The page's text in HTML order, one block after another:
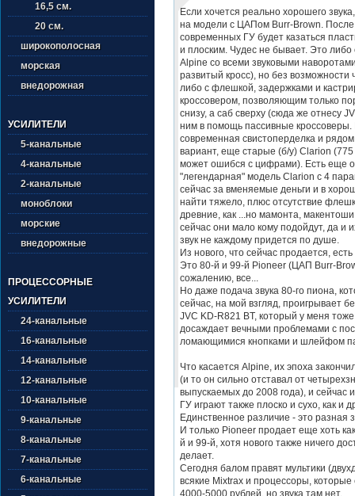
16,5 см.
20 см.
широкополосная
морская
внедорожная
УСИЛИТЕЛИ
5-канальные
4-канальные
2-канальные
моноблоки
морские
внедорожные
ПРОЦЕССОРНЫЕ
УСИЛИТЕЛИ
24-канальные
16-канальные
14-канальные
12-канальные
10-канальные
9-канальные
8-канальные
7-канальные
6-канальные
Если хочется реально хорошего
на модели с ЦАПом Burr-Brown. После
современных ГУ будет казаться
и плоским. Чудес не бывает. Это либо
Alpine со всеми звуковыми
развитый кросс), но без
либо с флешкой, задержками и
кроссовером, позволяющим только
снизу, а саб сверху (сюда же отнесу
ним в помощь пассивные кроссоверы.
современная свистоперделка и рядом
вариант, еще старые (б/у) Clarion
может ошибся с цифрами). Есть еще
"легендарная" модель Clarion с 4
сейчас за вменяемые деньги и в
найти тяжело, плюс отсутствие
древние, как ...но мамонта,
сейчас они мало кому подойдут, да и
звук не каждому придется по душе.
Из нового, что сейчас продается,
Это 80-й и 99-й Pioneer (ЦАП Burr-
сожалению, все...
Но даже подача звука 80-го пиона,
сейчас, на мой взгляд, проигрывает
JVC KD-R821 BT, который у меня
досаждает вечными проблемами с
ломающимися кнопками и шлейфом
Что касается Alpine, их эпоха
(и то он сильно отставал от
выпускаемых до 2008 года), и сейчас
ГУ играют также плоско и сухо, как и
Единственное различие - это разная
И только Pioneer продает еще хоть
й и 99-й, хотя нового также ничего
делает.
Сегодня балом правят мультики
всякие Mixtrax и процессоры, которые
4000-5000 рублей, но звука там нет.